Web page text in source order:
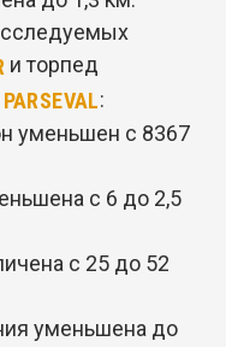
и торпед
:
уменьшен с 8367
с 6 до 2,5
с 25 до 52
уменьшена до